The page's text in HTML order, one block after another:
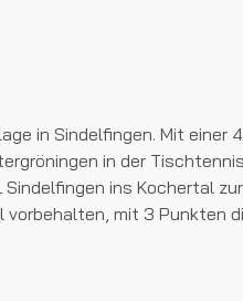
in Sindelfingen. Mit einer
in der
ins Kochertal
mit 3 Punkten